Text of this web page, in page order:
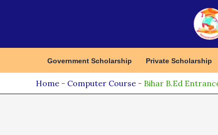
Government Scholarship Private Scholarship
Home - Computer Course - Bihar B.Ed